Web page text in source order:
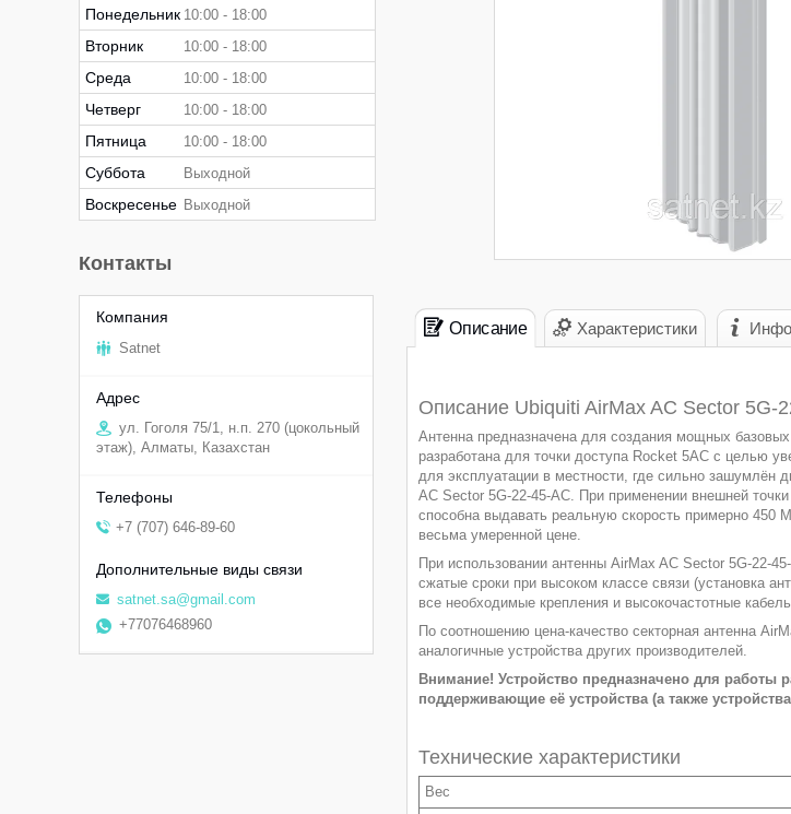
Описание Характеристики
Описание Ubiquiti AirMax AC Sector 5G-
Антенна предназначена для создания мощных
разработана для точки доступа Rocket 5AC с целью
для эксплуатации в местности, где сильно зашумлён
AC Sector 5G-22-45-AC. При применении внешней
способна выдавать реальную скорость примерно 450
весьма умеренной цене.
При использовании антенны AirMax AC Sector 5G-22-
сжатые сроки при высоком классе связи (установка
все необходимые крепления и высокочастотные
По соотношению цена-качество секторная антенна
аналогичные устройства других производителей.
Внимание! Устройство предназначено для работы
поддерживающие её устройства (а также
Технические характеристики
Вес
Понедельник 10:00 18:00
Вторник 10:00 18:00
Среда 10:00 18:00
Четверг 10:00 18:00
Пятница 10:00 18:00
Суббота Выходной
Воскресенье Выходной
Контакты
Satnet
ул. Гоголя 75/1, н.п. 270 (цокольный
этаж), Алматы, Казахстан
+7 (707) 646-89-60
satnet.sa@gmail.com
+77076468960